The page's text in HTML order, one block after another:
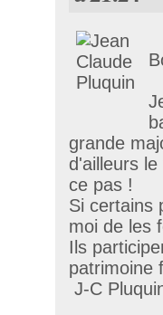
grande
d'ailleurs
ce pas !
Si certains
moi de les
Ils
patrimoine
J-C